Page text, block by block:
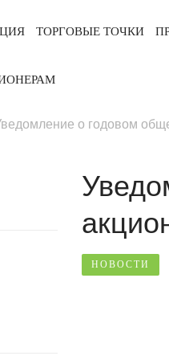
ТОРГОВЫЕ ТОЧКИ
о годовом
НОВОСТИ